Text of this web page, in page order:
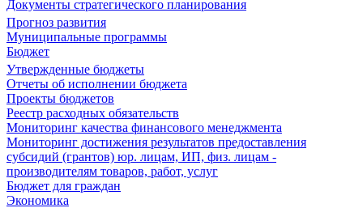
Документы стратегического планирования
Прогноз развития
Муниципальные программы
Бюджет
Утвержденные бюджеты
Отчеты об исполнении бюджета
Проекты бюджетов
Реестр расходных обязательств
Мониторинг качества финансового менеджмента
Мониторинг достижения результатов предоставления
субсидий (грантов) юр. лицам, ИП, физ. лицам -
производителям товаров, работ, услуг
Бюджет для граждан
Экономика